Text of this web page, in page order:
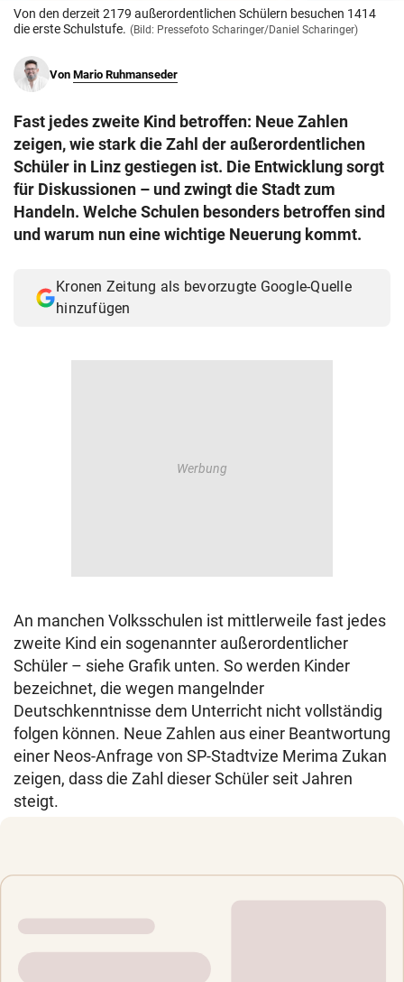
Von den derzeit 2179 außerordentlichen Schülern besuchen 1414
die erste Schulstufe. (Bild: Pressefoto Scharinger/Daniel Scharinger)
Von Mario Ruhmanseder
Fast jedes zweite Kind betroffen: Neue Zahlen
zeigen, wie stark die Zahl der außerordentlichen
Schüler in Linz gestiegen ist. Die Entwicklung sorgt
für Diskussionen – und zwingt die Stadt zum
Handeln. Welche Schulen besonders betroffen sind
und warum nun eine wichtige Neuerung kommt.
Kronen Zeitung als bevorzugte Google-Quelle
hinzufügen
An manchen Volksschulen ist mittlerweile fast jedes
zweite Kind ein sogenannter außerordentlicher
Schüler – siehe Grafik unten. So werden Kinder
bezeichnet, die wegen mangelnder
Deutschkenntnisse dem Unterricht nicht vollständig
folgen können. Neue Zahlen aus einer Beantwortung
einer Neos-Anfrage von SP-Stadtvize Merima Zukan
zeigen, dass die Zahl dieser Schüler seit Jahren
steigt.